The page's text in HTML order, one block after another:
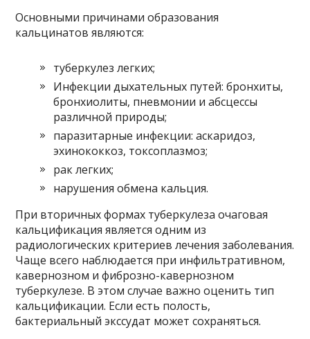
Основными причинами образования
кальцинатов являются:
туберкулез легких;
Инфекции дыхательных путей: бронхиты,
бронхиолиты, пневмонии и абсцессы
различной природы;
паразитарные инфекции: аскаридоз,
эхинококкоз, токсоплазмоз;
рак легких;
нарушения обмена кальция.
При вторичных формах туберкулеза очаговая
кальцификация является одним из
радиологических критериев лечения заболевания.
Чаще всего наблюдается при инфильтративном,
кавернозном и фиброзно-кавернозном
туберкулезе. В этом случае важно оценить тип
кальцификации. Если есть полость,
бактериальный экссудат может сохраняться.